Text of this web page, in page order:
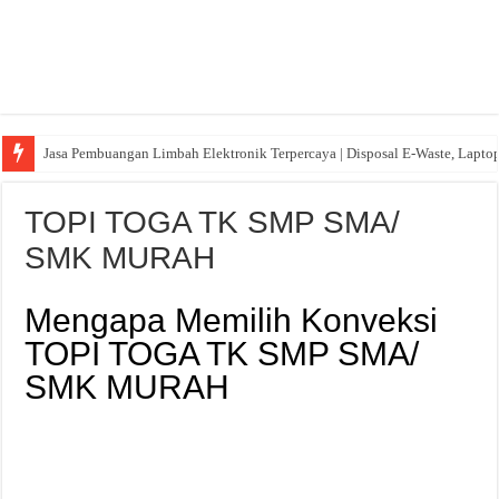
Jasa Pembuangan Limbah Elektronik Terpercaya | Disposal E-Waste,
TOPI TOGA TK SMP SMA/
SMK MURAH
Mengapa Memilih Konveksi
TOPI TOGA TK SMP SMA/
SMK MURAH